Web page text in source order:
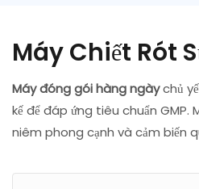
Máy Chiết Rót
Máy đóng gói hàng ngàychủ
kế để đáp ứng tiêu chuẩn
niêm phong cạnh và cảm biến